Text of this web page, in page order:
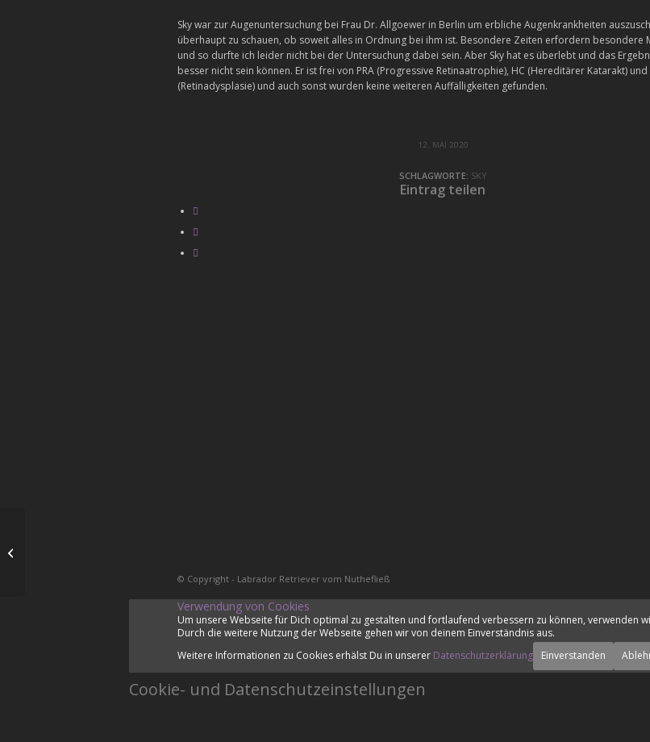
Sky war zur Augenuntersuchung bei Frau Dr. Allgoewer in Berlin um erbliche Augenkrankheiten
überhaupt zu schauen, ob soweit alles in Ordnung bei ihm ist. Besondere Zeiten erfordern besondere
und so durfte ich leider nicht bei der Untersuchung dabei sein. Aber Sky hat es überlebt und das
besser nicht sein können. Er ist frei von PRA (Progressive Retinaatrophie), HC (Hereditärer Katarakt) und
(Retinadysplasie) und auch sonst wurden keine weiteren Auffälligkeiten gefunden.
12. MAI 2020
SCHLAGWORTE: SKY
Eintrag teilen
© Copyright - Labrador Retriever vom Nuthefließ
Verwendung von Cookies
Um unsere Webseite für Dich optimal zu gestalten und fortlaufend verbessern zu können, verwenden
Durch die weitere Nutzung der Webseite gehen wir von deinem Einverständnis aus.
Weitere Informationen zu Cookies erhälst Du in unserer Datenschutzerklärung Einverstanden
Cookie- und Datenschutzeinstellungen